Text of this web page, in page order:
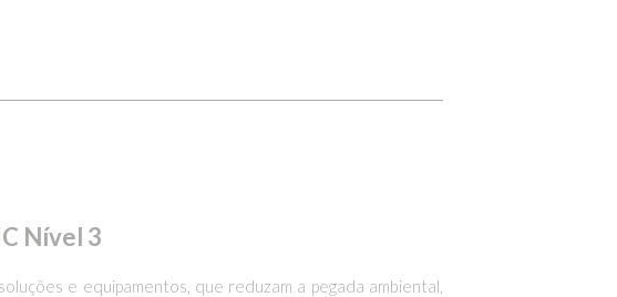
Nível 3
e equipamentos, que reduzam a pegada ambiental,